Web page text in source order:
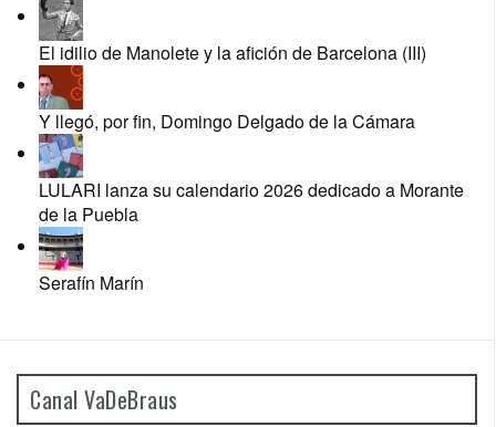
El idilio de Manolete y la afición de Barcelona (III)
Y llegó, por fin, Domingo Delgado de la Cámara
LULARI lanza su calendario 2026 dedicado a Morante
de la Puebla
Serafín Marín
Canal VaDeBraus